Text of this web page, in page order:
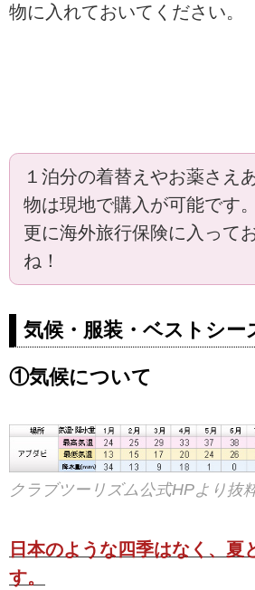
物に入れておいてください。
１泊分の着替えやお薬さえ
物は現地で購入が可能です。
更に海外旅行保険に入って
ね！
気候・服装・ベストシー
①気候について
クラブツーリズム公式HPより抜
日本のような四季はなく、夏
す。